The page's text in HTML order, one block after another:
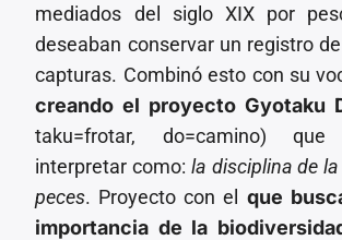
mediados del siglo XIX por
deseaban conservar un registro
capturas. Combinó esto con su
creando el proyecto Gyotaku
taku=frotar, do=camino)
interpretar como: la disciplina de
peces. Proyecto con el que
importancia de la